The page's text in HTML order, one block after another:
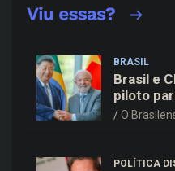
BRASIL
Brasil e
piloto
de
O
POLÍTICA